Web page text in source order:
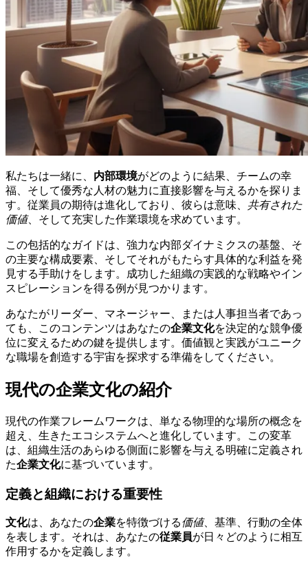
私たちは一緒に、 内部環境がどのように結果、チームの幸
福、そして優秀な人材の魅力に直接影響を与えるかを探りま
す。従業員の期待は進化しており、彼らは意味、 共有された
価値、そして充実した作業環境を求めています。
この包括的なガイドは、強力な内部ダイナミクスの基盤、そ
の主要な構成要素、そしてそれがもたらす具体的な利益を発
見する手助けをします。成功した組織の実践的な戦略やイン
スピレーションを得る例が見つかります。
あなたがリーダー、マネージャー、または人事担当者であっ
ても、このコンテンツはあなたの企業文化を決定的な競争優
位に変えるための鍵を提供します。価値観と実践がユニーク
な職場を創造する宇宙を探求する準備をしてください。
現代の企業文化の紹介
現代の作業フレームワークは、単なる物理的な場所の概念を
超え、生きたエコシステムへと進化しています。この変革
は、組織生活のあらゆる側面に影響を与える明確に定義され
た企業文化に基づいています。
定義と組織における重要性
文化は、あなたの企業を特徴づける価値、基準、行動の全体
を表します。それは、あなたの従業員が日々どのように相互
作用するかを定義します。